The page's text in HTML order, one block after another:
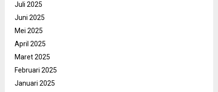
Juli 2025
Juni 2025
Mei 2025
April 2025
Maret 2025
Februari 2025
Januari 2025